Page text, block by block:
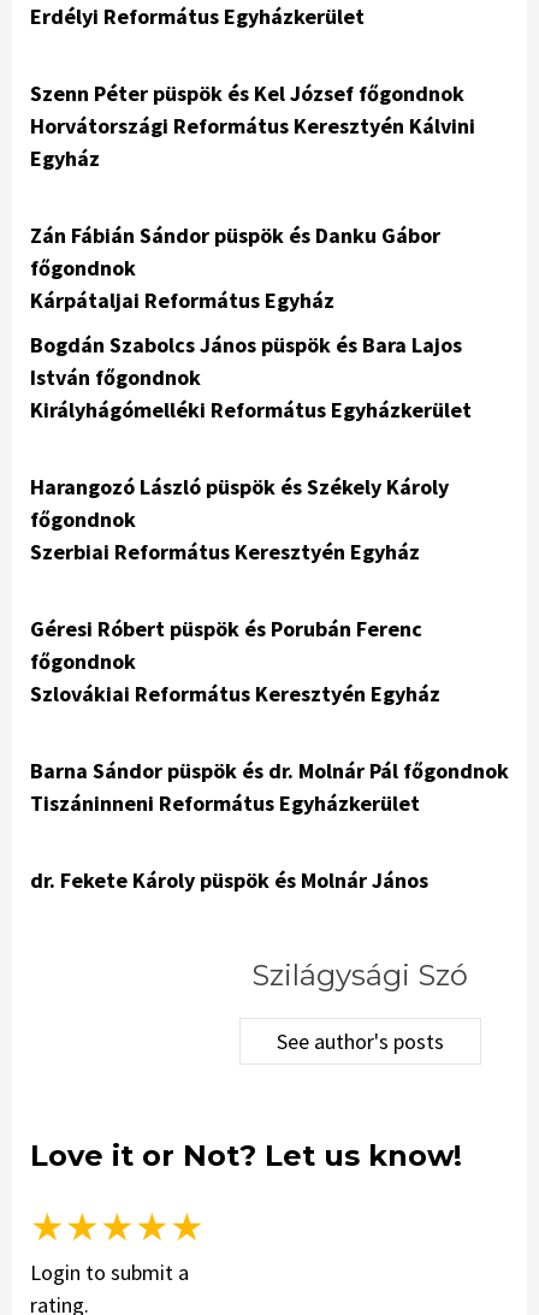
Erdélyi Református Egyházkerület
Szenn Péter püspök és Kel József főgondnok
Horvátországi Református Keresztyén Kálvini
Egyház
Zán Fábián Sándor püspök és Danku Gábor
főgondnok
Kárpátaljai Református Egyház
Bogdán Szabolcs János püspök és Bara Lajos
István főgondnok
Királyhágómelléki Református Egyházkerület
Harangozó László püspök és Székely Károly
főgondnok
Szerbiai Református Keresztyén Egyház
Géresi Róbert püspök és Porubán Ferenc
főgondnok
Szlovákiai Református Keresztyén Egyház
Barna Sándor püspök és dr. Molnár Pál főgondnok
Tiszáninneni Református Egyházkerület
dr. Fekete Károly püspök és Molnár János
Szilágysági Szó
See author's posts
Love it or Not? Let us know!
★★★★★
Login to submit a
rating.